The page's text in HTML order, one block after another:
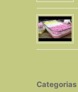
Categorias